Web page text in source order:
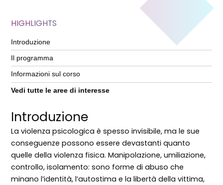
HIGHLIGHTS
Introduzione
Il programma
Informazioni sul corso
Vedi tutte le aree di interesse
Introduzione
La violenza psicologica è spesso invisibile, ma le sue
conseguenze possono essere devastanti quanto
quelle della violenza fisica. Manipolazione, umiliazione,
controllo, isolamento: sono forme di abuso che
minano l’identità, l’autostima e la libertà della vittima,